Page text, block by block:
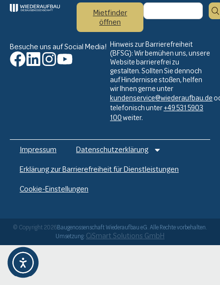
Mietfinder
öffnen
Besuche uns auf Social Media! Hinweis zur Barrierefreiheit
(BFSG): Wir bemühen uns, unsere
Website barrierefrei zu
gestalten. Sollten Sie dennoch
auf Hindernisse stoßen, helfen
wir Ihnen gerne unter
kundenservice@wiederaufbau.de
telefonisch unter+49 531 5903
100weiter.
Impressum
Datenschutzerklärung
Erklärung zur Barrierefreiheit für Dienstleistungen
Cookie-Einstellungen
© Copyright 2026Baugenossenschaft Wiederaufbau eG. Alle Rechte vorbehalten.
Umsetzung: CiSmart Solutions GmbH
Weitere Informationen über den gesperrten Inhalt.